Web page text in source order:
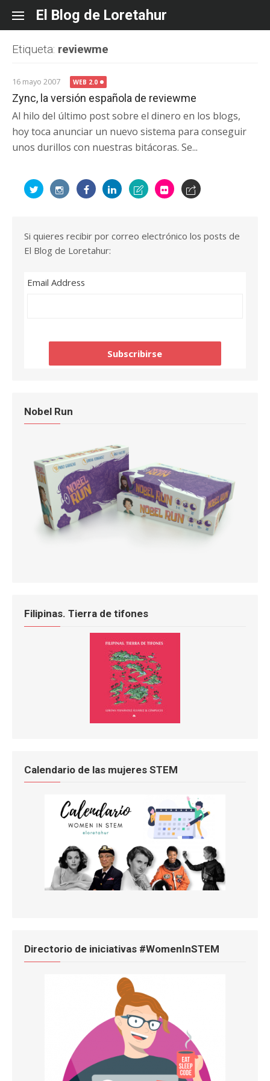
content
El Blog de Loretahur
Etiqueta: reviewme
16 mayo 2007 WEB 2.0
Zync, la versión española de reviewme
Al hilo del último post sobre el dinero en los blogs,
hoy toca anunciar un nuevo sistema para conseguir
unos durillos con nuestras bitácoras. Se...
Si quieres recibir por correo electrónico los posts de
El Blog de Loretahur:
Email Address
Nobel Run
Filipinas. Tierra de tifones
Calendario de las mujeres STEM
Directorio de iniciativas #WomenInSTEM